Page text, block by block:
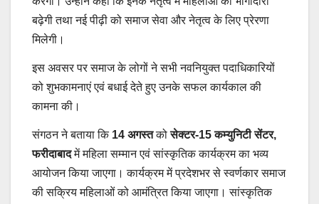
बढ़ेगी तथा नई पीढ़ी को समाज सेवा और नेतृत्व के लिए प्रेरणा
मिलेगी।
इस अवसर पर समाज के लोगों ने सभी नवनियुक्त पदाधिकारियों
को शुभकामनाएं एवं बधाई देते हुए उनके सफल कार्यकाल की
कामना की।
संगठन ने बताया कि 14 अगस्तकोसेक्टर-15 कम्युनिटी सेंटर,
फरीदाबादमें महिला सम्मान एवं सांस्कृतिक कार्यक्रम का भव्य
आयोजन किया जाएगा। कार्यक्रम में प्रदेशभर से स्वर्णकार समाज
की सक्रिय महिलाओं को आमंत्रित किया जाएगा। सांस्कृतिक